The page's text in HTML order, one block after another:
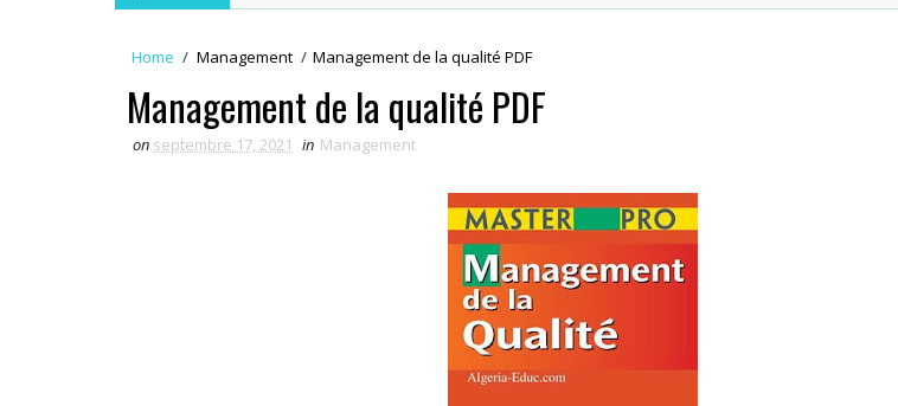
Home / Management / Management de la qualité PDF
Management de la qualité PDF
on septembre 17, 2021 in Management